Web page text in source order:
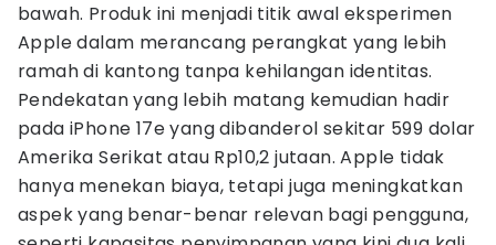
bawah. Produk ini menjadi titik awal eksperimen
Apple dalam merancang perangkat yang lebih
ramah di kantong tanpa kehilangan identitas.
Pendekatan yang lebih matang kemudian hadir
pada iPhone 17e yang dibanderol sekitar 599 dolar
Amerika Serikat atau Rp10,2 jutaan. Apple tidak
hanya menekan biaya, tetapi juga meningkatkan
aspek yang benar-benar relevan bagi pengguna,